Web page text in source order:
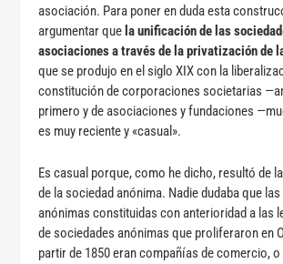
asociación. Para poner en duda esta
argumentar que la unificación de las
asociaciones a través de la privatización de
que se produjo en el siglo XIX con la
constitución de corporaciones societarias
primero y de asociaciones y fundaciones
es muy reciente y «casual».
Es casual porque, como he dicho, resultó de
de la sociedad anónima. Nadie dudaba que
anónimas constituidas con anterioridad a las
de sociedades anónimas que proliferaron en
partir de 1850 eran compañías de comercio,